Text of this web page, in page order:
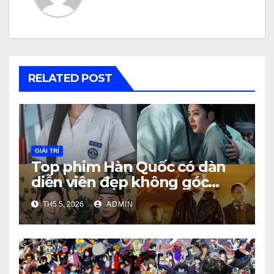
RELATED POST
GIẢI TRÍ
Top phim Hàn Quốc có dàn
diễn viên đẹp không góc
chết
TH5 5, 2026 ADMIN